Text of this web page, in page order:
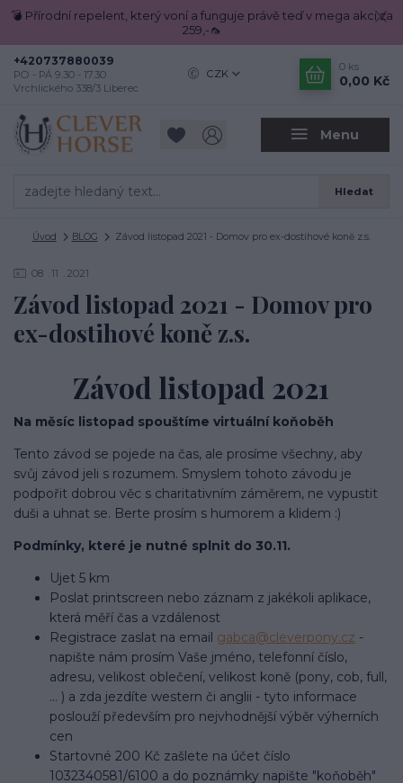
💣 Přírodní repelent, který voní a funguje právě teď v mega akci za
259,-🦟
Menu
CZK
Hledat
+420737880039
PO - PÁ 9.30 - 17.30
Vrchlického 338/3 Liberec
0 ks
0,00 Kč
Úvod BLOG Závod listopad 2021 - Domov pro ex-dostihové koně z.s.
08 11 2021
Závod listopad 2021 - Domov pro
ex-dostihové koně z.s.
Závod listopad 2021
Na měsíc listopad spouštíme virtuální koňoběh
Tento závod se pojede na čas, ale prosíme všechny, aby
svůj závod jeli s rozumem. Smyslem tohoto závodu je
podpořit dobrou věc s charitativním záměrem, ne vypustit
duši a uhnat se. Berte prosím s humorem a klidem :)
Podmínky, které je nutné splnit do 30.11.
Ujet 5 km
Poslat printscreen nebo záznam z jakékoli aplikace,
která měří čas a vzdálenost
Registrace zaslat na email gabca@cleverpony.cz -
napište nám prosím Vaše jméno, telefonní číslo,
adresu, velikost oblečení, velikost koně (pony, cob, full,
... ) a zda jezdíte western či anglii - tyto informace
poslouží především pro nejvhodnější výběr výherních
cen
Startovné 200 Kč zašlete na účet číslo
1032340581/6100 a do poznámky napište "koňoběh"